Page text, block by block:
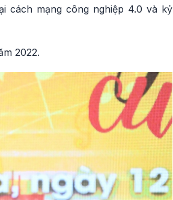
cách mạng công nghiệp 4.0 và kỷ
2022.